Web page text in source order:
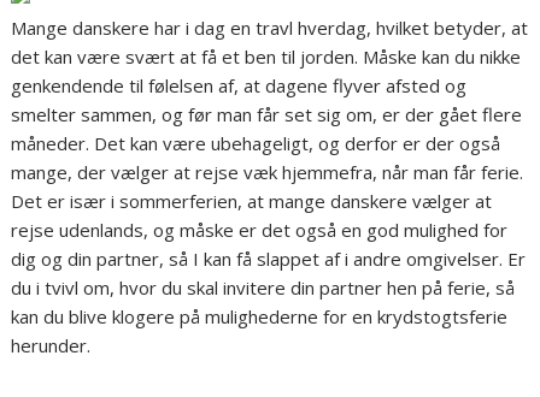
Mange danskere har i dag en travl hverdag, hvilket betyder, at
det kan være svært at få et ben til jorden. Måske kan du nikke
genkendende til følelsen af, at dagene flyver afsted og
smelter sammen, og før man får set sig om, er der gået flere
måneder. Det kan være ubehageligt, og derfor er der også
mange, der vælger at rejse væk hjemmefra, når man får ferie.
Det er især i sommerferien, at mange danskere vælger at
rejse udenlands, og måske er det også en god mulighed for
dig og din partner, så I kan få slappet af i andre omgivelser. Er
du i tvivl om, hvor du skal invitere din partner hen på ferie, så
kan du blive klogere på mulighederne for en krydstogtsferie
herunder.